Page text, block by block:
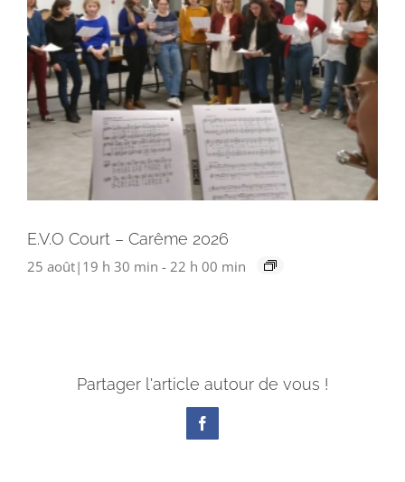
E.V.O Court – Carême 2026
25 août|19 h 30 min - 22 h 00 min
Partager l'article autour de vous !
Facebook